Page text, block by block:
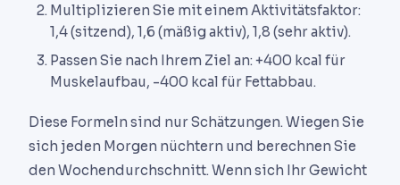
Multiplizieren Sie mit einem Aktivitätsfaktor:
1,4 (sitzend), 1,6 (mäßig aktiv), 1,8 (sehr aktiv).
Passen Sie nach Ihrem Ziel an: +400 kcal für
Muskelaufbau, -400 kcal für Fettabbau.
Diese Formeln sind nur Schätzungen. Wiegen Sie
sich jeden Morgen nüchtern und berechnen Sie
den Wochendurchschnitt. Wenn sich Ihr Gewicht